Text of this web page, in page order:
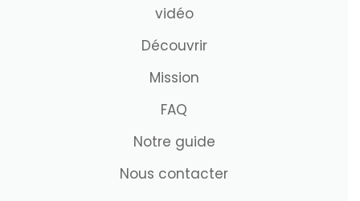
vidéo
Découvrir
Mission
FAQ
Notre guide
Nous contacter